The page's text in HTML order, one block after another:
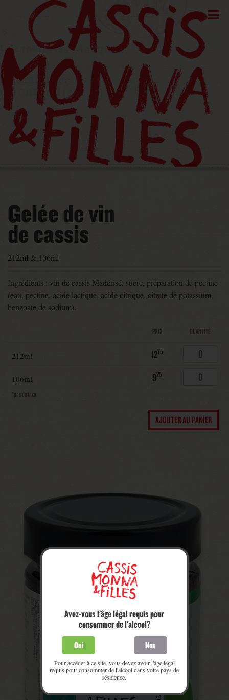
Gelée de vin
de cassis
212ml & 106ml
Ingrédients : vin de cassis Madérisé, sucre, préparation de pectine
(eau, pectine, acide lactique, acide citrique, citrate de potassium,
benzoate de sodium).
PRIX QUANTITÉ
212ml 1275
106ml 925
*pas de taxe
Avez-vous l'âge légal requis pour
consommer de l'alcool?
Oui Non
Pour accéder à ce site, vous devez avoir l'âge légal
requis pour consommer de l'alcool dans votre pays de
résidence.